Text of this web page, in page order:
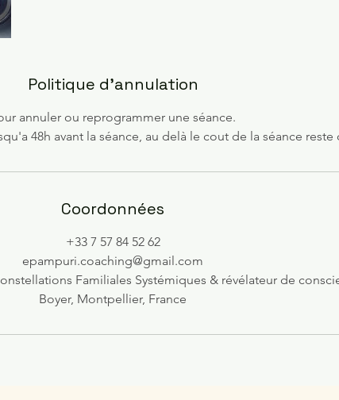
Politique d'annulation
annuler ou reprogrammer une séance.
48h avant la séance, au delà le cout de la séance reste
Coordonnées
+33‭ 7 57 84 52 62‬
epampuri.coaching@gmail.com
Familiales Systémiques & révélateur de
Boyer, Montpellier, France